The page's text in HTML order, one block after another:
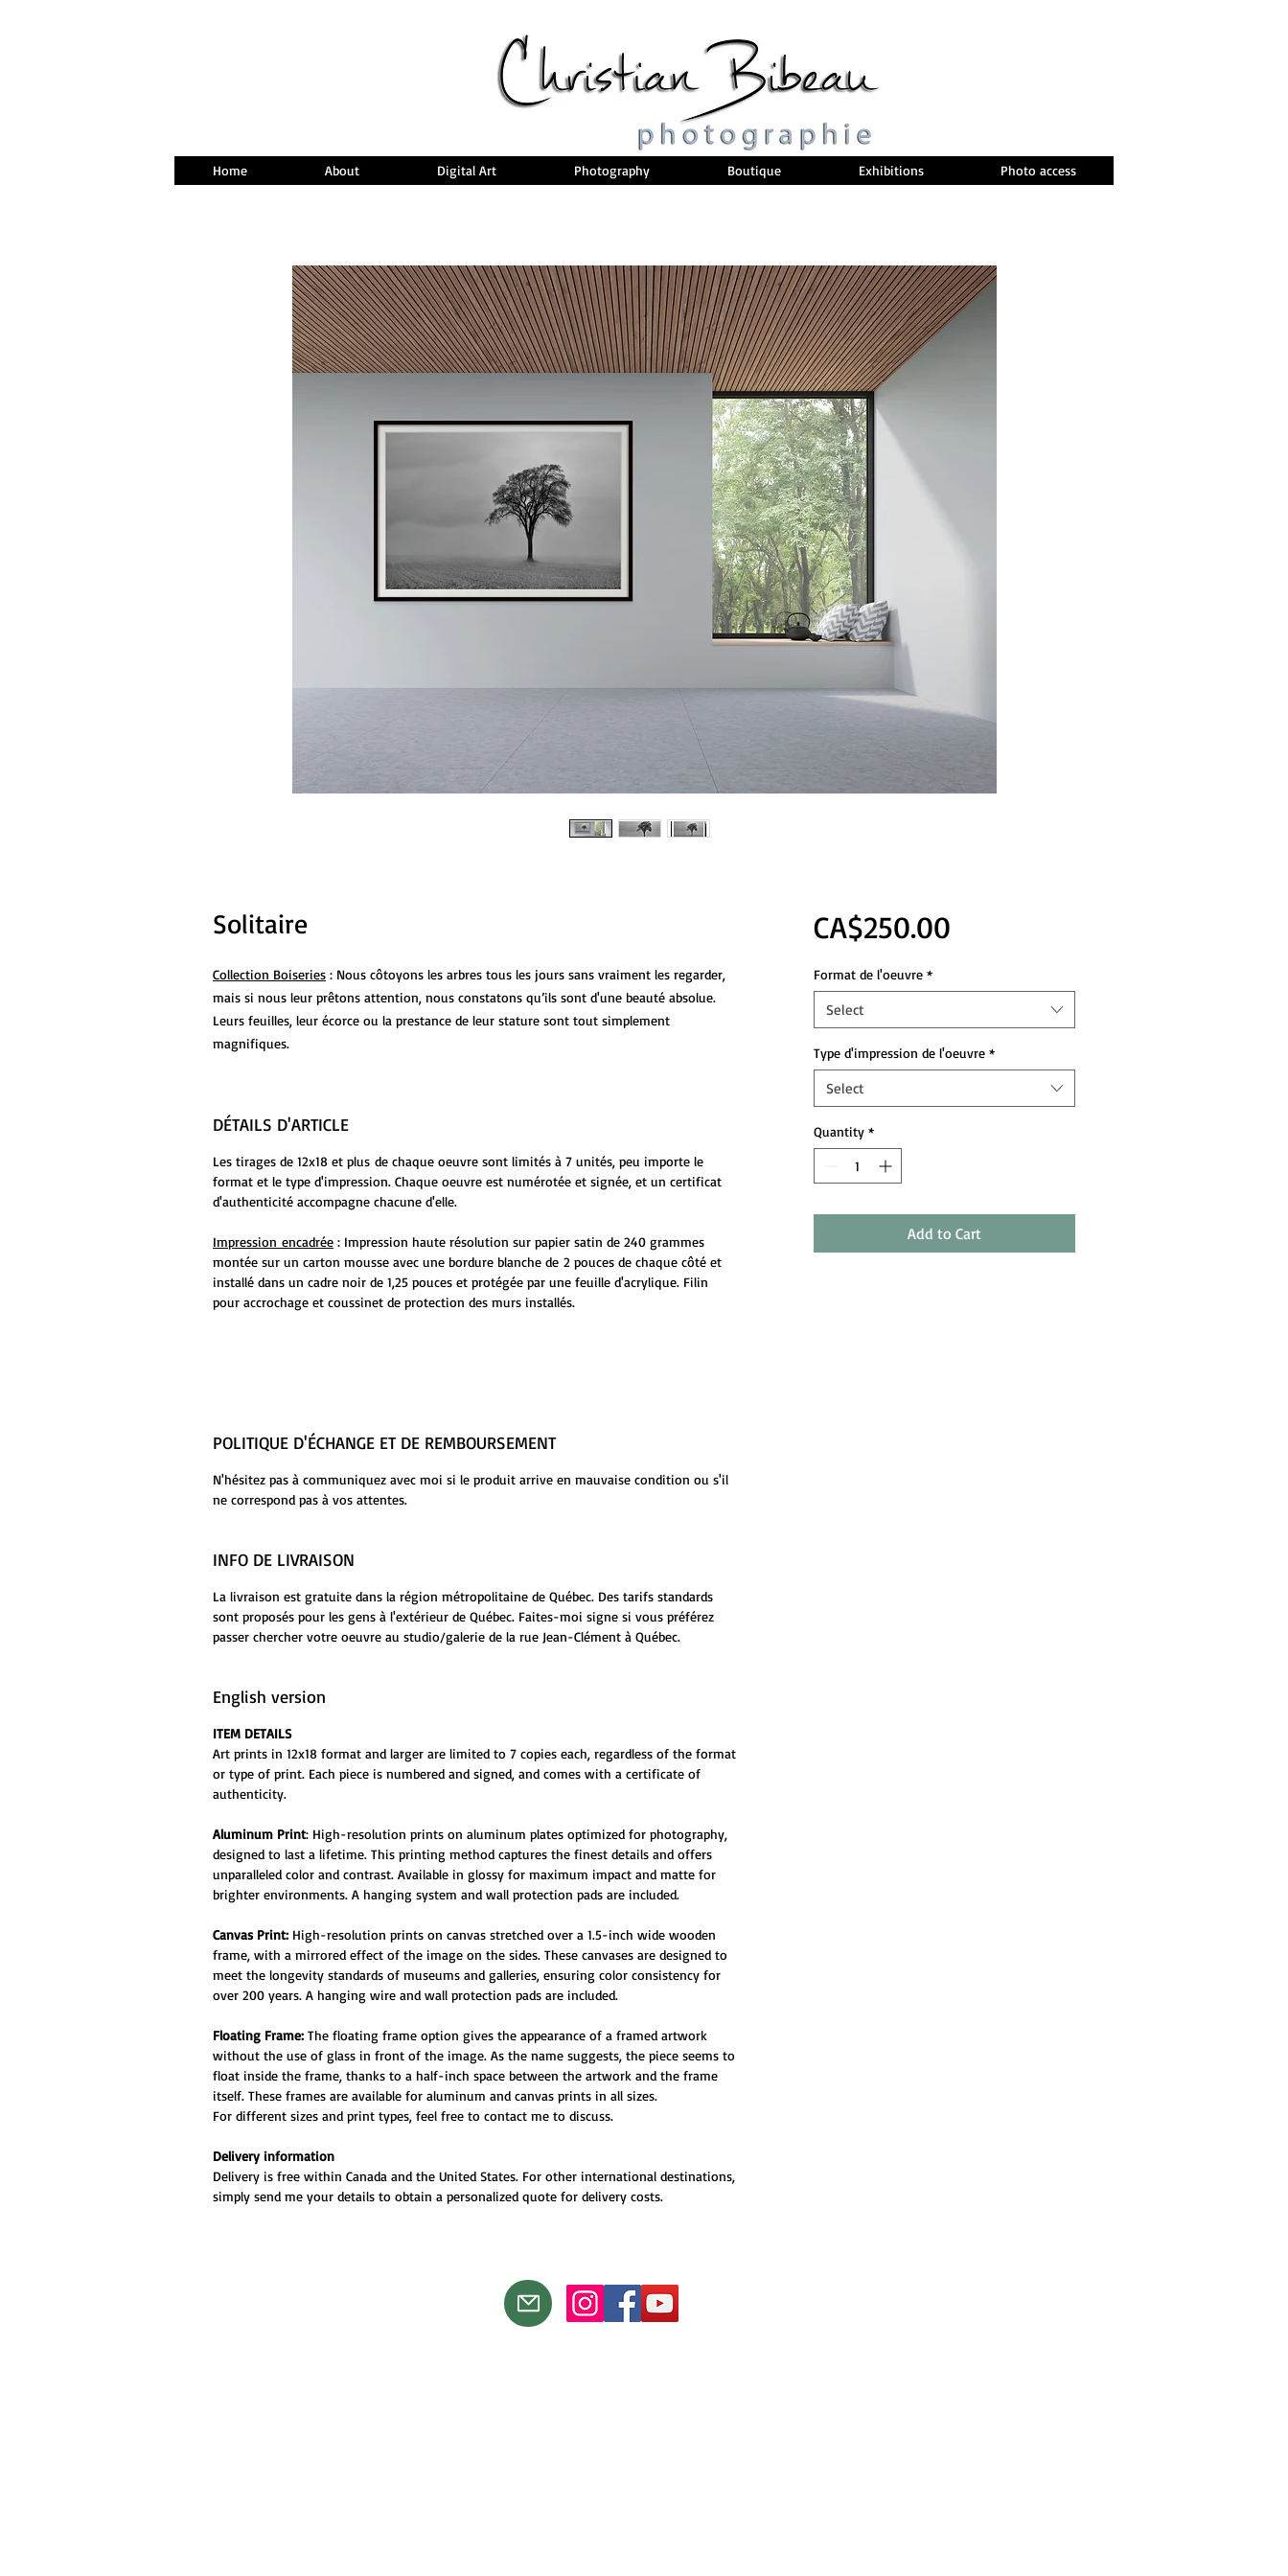
Home About Digital Art Photography Boutique Exhibitions Photo access
Solitaire
Collection Boiseries : Nous côtoyons les arbres tous les jours sans vraiment les regarder,
mais si nous leur prêtons attention, nous constatons qu’ils sont d'une beauté absolue.
Leurs feuilles, leur écorce ou la prestance de leur stature sont tout simplement
magnifiques.
DÉTAILS D'ARTICLE
Les tirages de 12x18 et plus de chaque oeuvre sont limités à 7 unités, peu importe le
format et le type d'impression. Chaque oeuvre est numérotée et signée, et un certificat
d'authenticité accompagne chacune d'elle.
Impression encadrée : Impression haute résolution sur papier satin de 240 grammes
montée sur un carton mousse avec une bordure blanche de 2 pouces de chaque côté et
installé dans un cadre noir de 1,25 pouces et protégée par une feuille d'acrylique. Filin
pour accrochage et coussinet de protection des murs installés.
POLITIQUE D'ÉCHANGE ET DE REMBOURSEMENT
N'hésitez pas à communiquez avec moi si le produit arrive en mauvaise condition ou s'il
ne correspond pas à vos attentes.
INFO DE LIVRAISON
La livraison est gratuite dans la région métropolitaine de Québec. Des tarifs standards
sont proposés pour les gens à l'extérieur de Québec. Faites-moi signe si vous préférez
passer chercher votre oeuvre au studio/galerie de la rue Jean-Clément à Québec.
English version
ITEM DETAILS
Art prints in 12x18 format and larger are limited to 7 copies each, regardless of the format
or type of print. Each piece is numbered and signed, and comes with a certificate of
authenticity.
Aluminum Print: High-resolution prints on aluminum plates optimized for photography,
designed to last a lifetime. This printing method captures the finest details and offers
unparalleled color and contrast. Available in glossy for maximum impact and matte for
brighter environments. A hanging system and wall protection pads are included.
Canvas Print: High-resolution prints on canvas stretched over a 1.5-inch wide wooden
frame, with a mirrored effect of the image on the sides. These canvases are designed to
meet the longevity standards of museums and galleries, ensuring color consistency for
over 200 years. A hanging wire and wall protection pads are included.
Floating Frame: The floating frame option gives the appearance of a framed artwork
without the use of glass in front of the image. As the name suggests, the piece seems to
float inside the frame, thanks to a half-inch space between the artwork and the frame
itself. These frames are available for aluminum and canvas prints in all sizes.
For different sizes and print types, feel free to contact me to discuss.
Delivery information
Delivery is free within Canada and the United States. For other international destinations,
simply send me your details to obtain a personalized quote for delivery costs.
CA$250.00Price
Format de l'oeuvre *
Select
Type d'impression de l'oeuvre *
Select
Quantity *
Add to Cart